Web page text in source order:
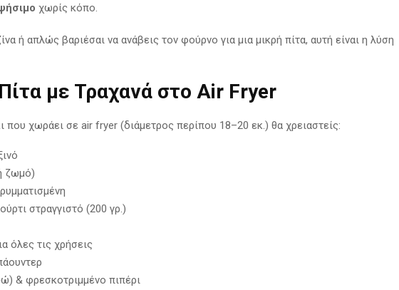
χωρίς κόπο.
ή απλώς βαριέσαι να ανάβεις τον φούρνο για μια μικρή πίτα, αυτή είναι η λύση
με Τραχανά στο Air Fryer
που χωράει σε air fryer (διάμετρος περίπου 18–20 εκ.) θα χρειαστείς:
ζωμό)
στραγγιστό (200 γρ.)
όλες τις χρήσεις
& φρεσκοτριμμένο πιπέρι